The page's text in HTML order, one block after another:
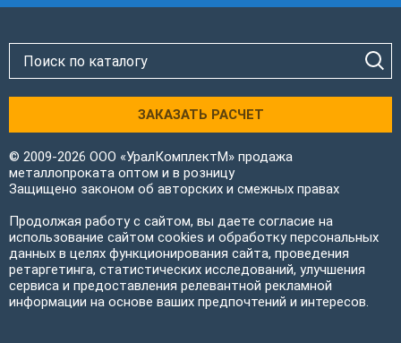
ЗАКАЗАТЬ РАСЧЕТ
© 2009-2026 ООО «УралКомплектМ» продажа
металлопроката оптом и в розницу
Защищено законом об авторских и смежных правах
Продолжая работу с сайтом, вы даете согласие на
использование сайтом cookies и обработку персональных
данных в целях функционирования сайта, проведения
ретаргетинга, статистических исследований, улучшения
сервиса и предоставления релевантной рекламной
информации на основе ваших предпочтений и интересов.